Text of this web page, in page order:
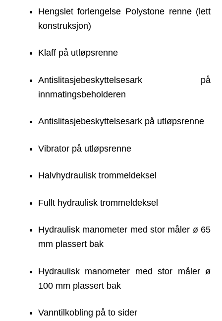
Hengslet forlengelse Polystone renne (lett
konstruksjon)
Klaff på utløpsrenne
Antislitasjebeskyttelsesark på
innmatingsbeholderen
Antislitasjebeskyttelsesark på utløpsrenne
Vibrator på utløpsrenne
Halvhydraulisk trommeldeksel
Fullt hydraulisk trommeldeksel
Hydraulisk manometer med stor måler ø 65
mm plassert bak
Hydraulisk manometer med stor måler ø
100 mm plassert bak
Vanntilkobling på to sider